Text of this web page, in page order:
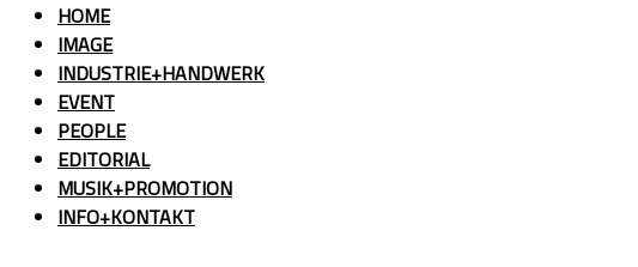
HOME
IMAGE
INDUSTRIE+HANDWERK
EVENT
PEOPLE
EDITORIAL
MUSIK+PROMOTION
INFO+KONTAKT